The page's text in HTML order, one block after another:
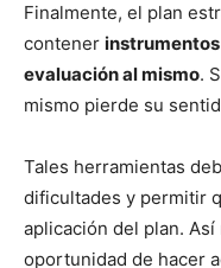
Finalmente, el plan
contener
evaluación al mismo.
mismo pierde su
Tales herramientas
dificultades y permitir
aplicación del plan.
oportunidad de hacer